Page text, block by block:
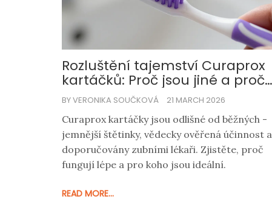
Rozluštění tajemství Curaprox
kartáčků: Proč jsou jiné a proč
je doporučují zubní lékaři
BY VERONIKA SOUČKOVÁ 21 MARCH 2026
Curaprox kartáčky jsou odlišné od běžných -
jemnější štětinky, vědecky ověřená účinnost a
doporučovány zubními lékaři. Zjistěte, proč
fungují lépe a pro koho jsou ideální.
READ MORE...